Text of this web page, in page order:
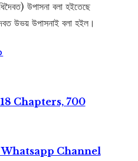
উপাসনা বলা হইতেছে
উভয় উপাসনাই বলা হইল।
Chapters, 700
Channel